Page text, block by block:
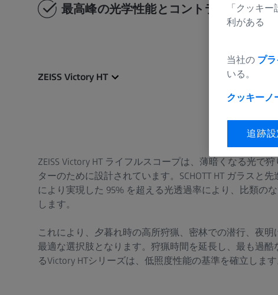
最高峰の光学性能とコントラスト
ZEISS Victory HT
ZEISS Victory HT ライフルスコープは、薄暗くなる光で
ターのために設計されています。SCHOTT HT ガラスと先
により実現した 95% を超える光透過率により、比類の
します。
これにより、夕暮れ時の高所狩猟、密林での潜行、夜
最適な選択肢となります。狩猟時間を延長し、最も過酷
るVictory HTシリーズは、低照度性能の基準を確立します
「クッキ
利がある
当社の プ
いる。
クッキーノ
追跡設